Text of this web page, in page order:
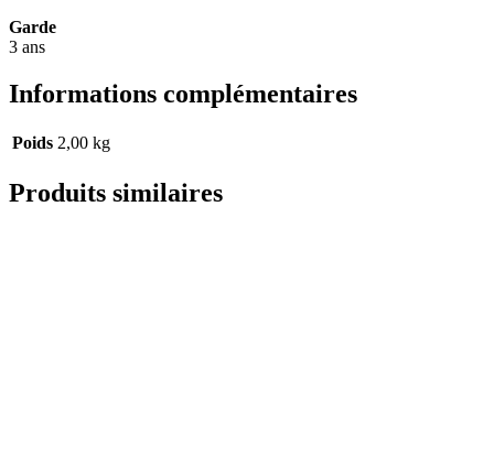
Garde
3 ans
Informations complémentaires
Poids 2,00 kg
Produits similaires